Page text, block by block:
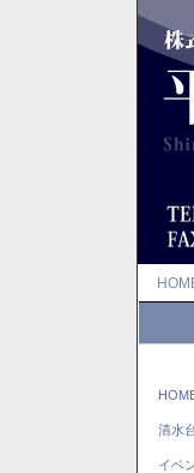
清水
イベ